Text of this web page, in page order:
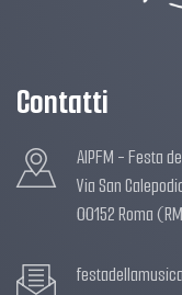
Contatti
AIPFM - Festa
Via San
00152 Roma